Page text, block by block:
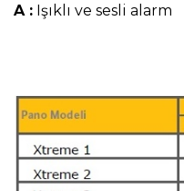
A : Işıklı ve sesli alarm